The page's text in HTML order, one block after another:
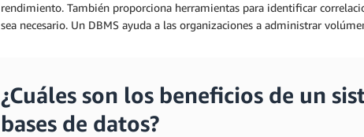
rendimiento. También proporciona herramientas para identificar
sea necesario. Un DBMS ayuda a las organizaciones a administrar
¿Cuáles son los beneficios de un
bases de datos?